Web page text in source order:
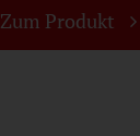
Zum Produkt